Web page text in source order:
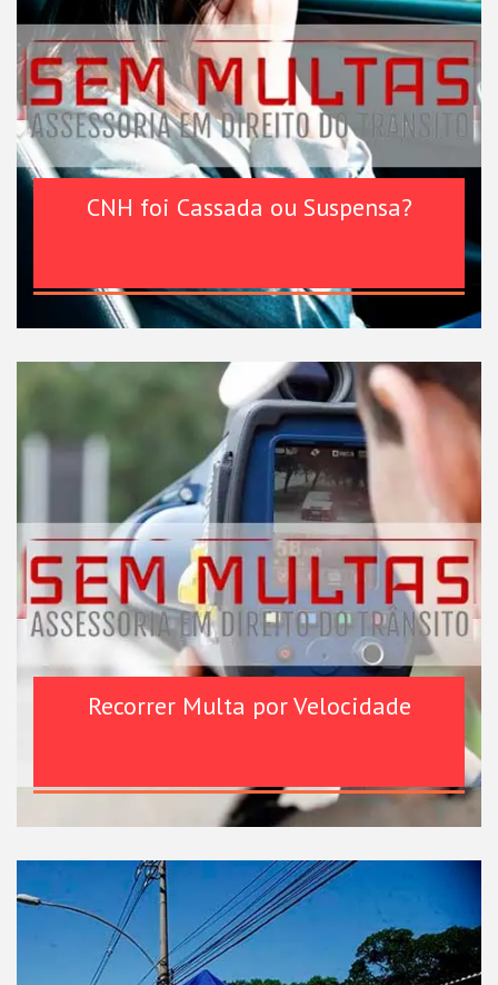
CNH foi Cassada ou Suspensa?
Recorrer Multa por Velocidade